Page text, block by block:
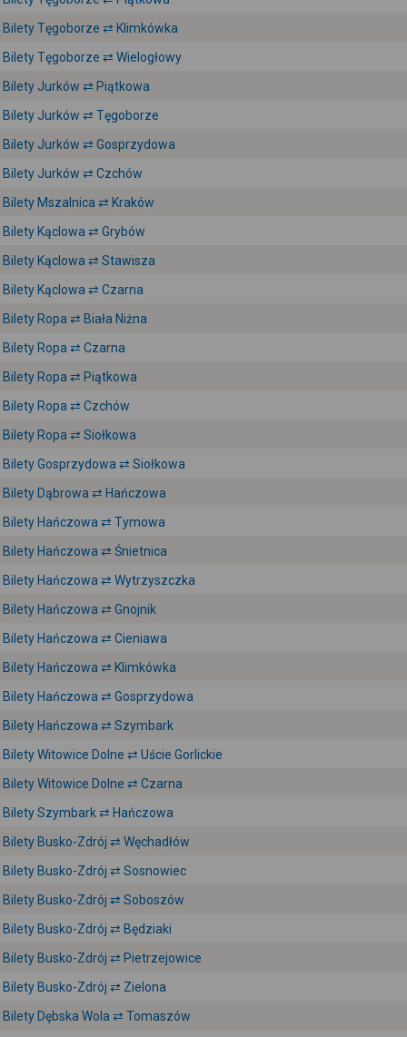
Bilety Tęgoborze ⇄ Klimkówka
Bilety Tęgoborze ⇄ Wielogłowy
Bilety Jurków ⇄ Piątkowa
Bilety Jurków ⇄ Tęgoborze
Bilety Jurków ⇄ Gosprzydowa
Bilety Jurków ⇄ Czchów
Bilety Mszalnica ⇄ Kraków
Bilety Kąclowa ⇄ Grybów
Bilety Kąclowa ⇄ Stawisza
Bilety Kąclowa ⇄ Czarna
Bilety Ropa ⇄ Biała Niżna
Bilety Ropa ⇄ Czarna
Bilety Ropa ⇄ Piątkowa
Bilety Ropa ⇄ Czchów
Bilety Ropa ⇄ Siołkowa
Bilety Gosprzydowa ⇄ Siołkowa
Bilety Dąbrowa ⇄ Hańczowa
Bilety Hańczowa ⇄ Tymowa
Bilety Hańczowa ⇄ Śnietnica
Bilety Hańczowa ⇄ Wytrzyszczka
Bilety Hańczowa ⇄ Gnojnik
Bilety Hańczowa ⇄ Cieniawa
Bilety Hańczowa ⇄ Klimkówka
Bilety Hańczowa ⇄ Gosprzydowa
Bilety Hańczowa ⇄ Szymbark
Bilety Witowice Dolne ⇄ Uście Gorlickie
Bilety Witowice Dolne ⇄ Czarna
Bilety Szymbark ⇄ Hańczowa
Bilety Busko-Zdrój ⇄ Węchadłów
Bilety Busko-Zdrój ⇄ Sosnowiec
Bilety Busko-Zdrój ⇄ Soboszów
Bilety Busko-Zdrój ⇄ Będziaki
Bilety Busko-Zdrój ⇄ Pietrzejowice
Bilety Busko-Zdrój ⇄ Zielona
Bilety Dębska Wola ⇄ Tomaszów